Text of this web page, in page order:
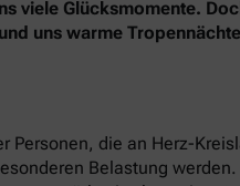
viele Glücksmomente.
uns warme
die an Herz-
Belastung